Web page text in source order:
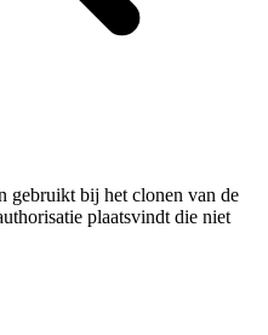
gebruikt bij het clonen van de
plaatsvindt die niet